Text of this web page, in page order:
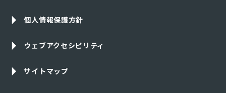
個人情報保護方針
ウェブアクセシビリティ
サイトマップ